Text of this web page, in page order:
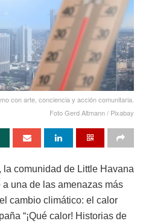
con arte, conciencia y acción comunitaria.
Foto Gerd Altmann / Pixabay
comunidad de Little Havana
una de las amenazas más
cambio climático: el calor
“¡Qué calor! Historias de